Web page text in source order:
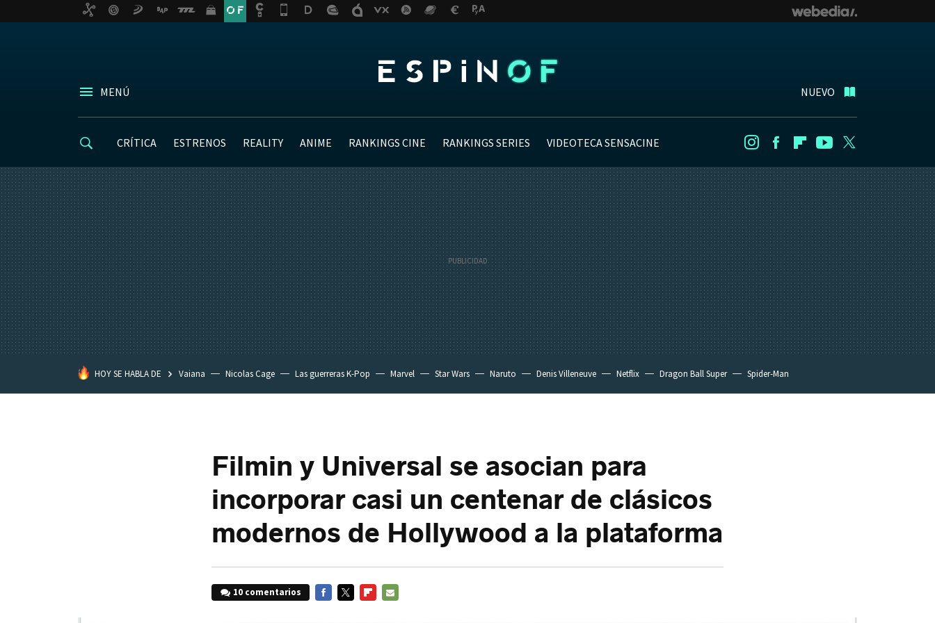
MENÚ NUEVO
CRÍTICA ESTRENOS REALITY ANIME RANKINGS CINE RANKINGS SERIES VIDEOTECA SENSACINE InstagramFacebookFlipboard
Youtube
HOY SE HABLA DE Vaiana Nicolas Cage Las guerreras K-Pop Marvel Star Wars Naruto Denis Villeneuve Netflix Dragon Ball Super Spider-Man
Filmin y Universal se asocian para
incorporar casi un centenar de clásicos
modernos de Hollywood a la plataforma
10 comentarios